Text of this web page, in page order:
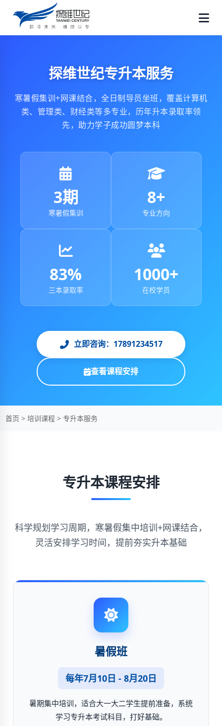
探维世纪专升本服务
寒暑假集训+网课结合，全日制导员坐班，覆盖计算机
类、管理类、财经类等多专业，历年升本录取率领
先，助力学子成功圆梦本科
3期
寒暑假集训
8+
专业方向
83%
三本录取率
1000+
在校学员
立即咨询：17891234517
查看课程安排
首页 >培训课程 >专升本服务
专升本课程安排
科学规划学习周期，寒暑假集中培训+网课结合，
灵活安排学习时间，提前夯实升本基础
暑假班
每年7月10日 - 8月20日
暑期集中培训，适合大一大二学生提前准备，系统
学习专升本考试科目，打好基础。